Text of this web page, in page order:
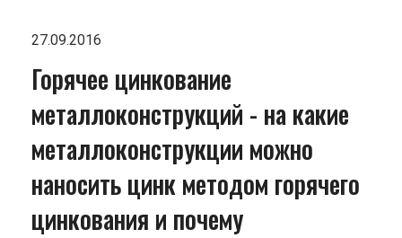
27.09.2016
Горячее цинкование
металлоконструкций - на какие
металлоконструкции можно
наносить цинк методом горячего
цинкования и почему